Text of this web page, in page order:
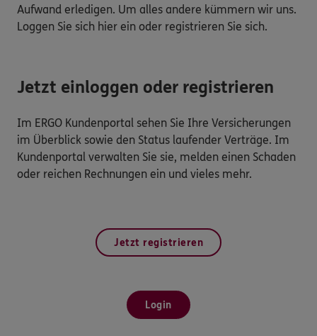
Aufwand erledigen. Um alles andere kümmern wir uns.
Loggen Sie sich hier ein oder registrieren Sie sich.
Jetzt einloggen oder registrieren
Im ERGO Kundenportal sehen Sie Ihre Versicherungen
im Überblick sowie den Status laufender Verträge. Im
Kundenportal verwalten Sie sie, melden einen Schaden
oder reichen Rechnungen ein und vieles mehr.
Jetzt registrieren
Login